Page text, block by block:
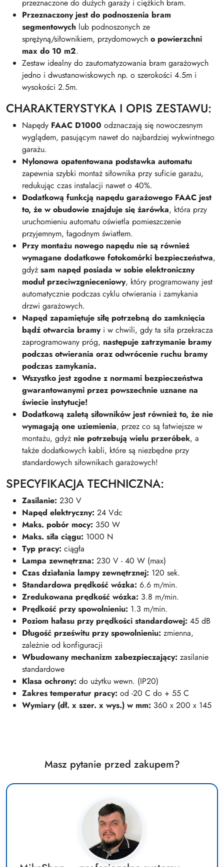
przeznaczone do dużych garaży i ciężkich bram.
Przeznaczony jest do podnoszenia bram
segmentowych lub podnoszonych ze
sprężyną/siłownikiem, przydomowych o powierzchni
max do 10 m2.
Zestaw idealny do zautomatyzowania bram garażowych
jedno i dwustanowiskowych np. o szerokości 4.5m i
wysokości 2.5m.
CHARAKTERYSTYKA I OPIS ZESTAWU:
Napędy FAAC D1000 odznaczają się nowoczesnym
wyglądem, pasującym nawet do najbardziej wykwintnego
garażu.
Nylonowa opatentowana podstawka automatu
zapewnia szybki montaż siłownika przy suficie garażu,
redukując czas instalacji nawet o 40%.
Dodatkową funkcją napędu garażowego FAAC jest
to, że w obudowie znajduje się żarówka, która przy
uruchomieniu automatu oświetla pomieszczenie
przyjemnym, łagodnym światłem.
Przy montażu nowego napędu nie są również
wymagane dodatkowe fotokomórki bezpieczeństwa,
gdyż sam napęd posiada w sobie elektroniczny
moduł przeciwzgnieceniowy, który programowany jest
automatycznie podczas cyklu otwierania i zamykania
drzwi garażowych.
Napęd zapamiętuje siłę potrzebną do zamknięcia
bądź otwarcia bramyi w chwili, gdy ta siła przekracza
zaprogramowany próg, następuje zatrzymanie bramy
podczas otwierania oraz odwrócenie ruchu bramy
podczas zamykania.
Wszystko jest zgodne z normami bezpieczeństwa
gwarantowanymi przez powszechnie uznane na
świecie instytucje!
Dodatkową zaletą siłowników jest również to, że nie
wymagają one uziemienia, przez co są łatwiejsze w
montażu, gdyż nie potrzebują wielu przeróbek, a
także dodatkowych kabli, które są niezbędne przy
standardowych siłownikach garażowych!
SPECYFIKACJA TECHNICZNA:
Zasilanie: 230 V
Napęd elektryczny: 24 Vdc
Maks. pobór mocy: 350 W
Maks. siła ciągu: 1000 N
Typ pracy: ciągła
Lampa zewnętrzna: 230 V - 40 W (max)
Czas działania lampy zewnętrznej: 120 sek.
Standardowa prędkość wózka: 6.6 m/min.
Zredukowana prędkość wózka: 3.8 m/min.
Prędkość przy spowolnieniu: 1.3 m/min.
Poziom hałasu przy prędkości standardowej: 45 dB
Długość prześwitu przy spowolnieniu: zmienna,
zależnie od konfiguracji
Wbudowany mechanizm zabezpieczający: zasilanie
standardowe
Klasa ochrony: do użytku wewn. (IP20)
Zakres temperatur pracy: od -20 C do + 55 C
Wymiary (dł. x szer. x wys.) w mm: 360 x 200 x 145
Masz pytanie przed zakupem?